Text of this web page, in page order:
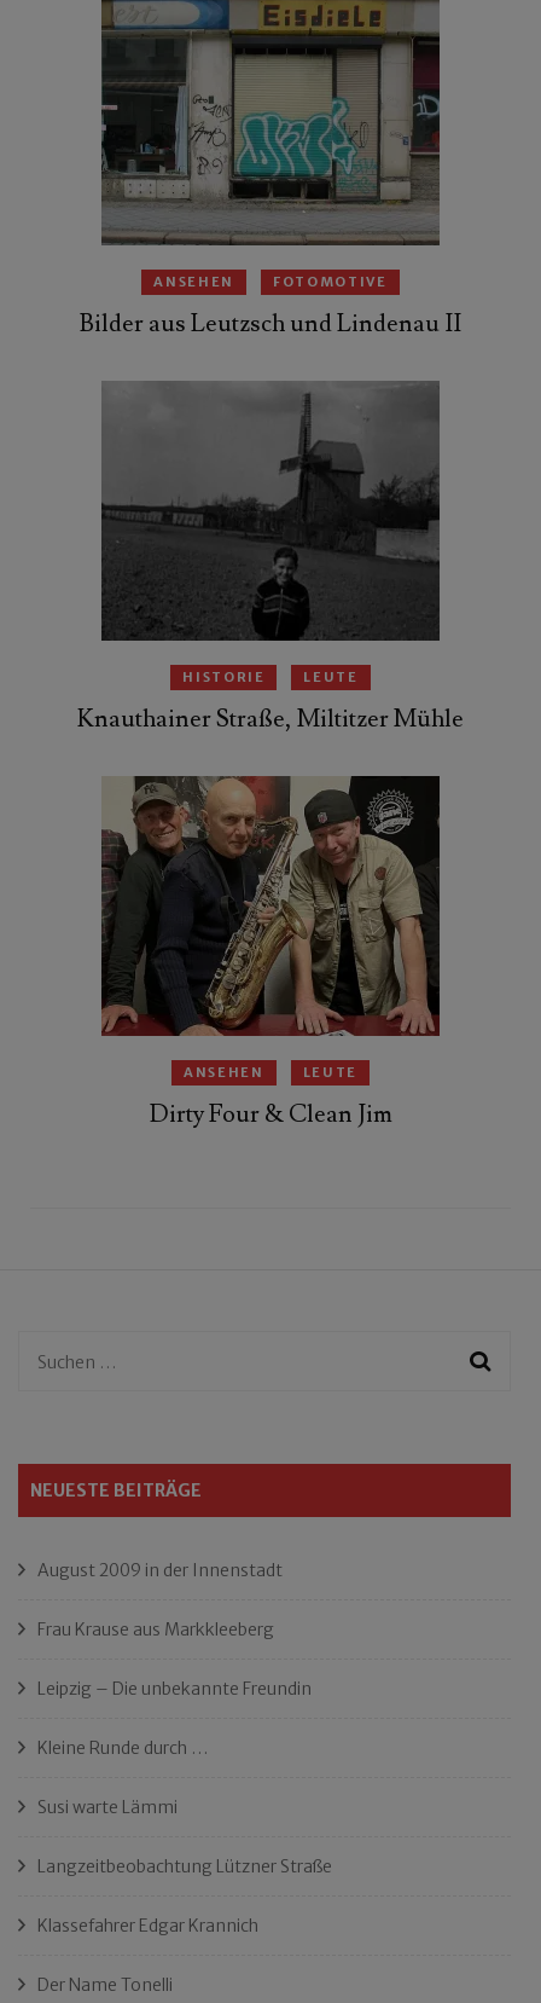
ANSEHEN FOTOMOTIVE
Bilder aus Leutzsch und Lindenau II
HISTORIE LEUTE
Knauthainer Straße, Miltitzer Mühle
ANSEHEN LEUTE
Dirty Four & Clean Jim
Suchen
NEUESTE BEITRÄGE
August 2009 in der Innenstadt
Frau Krause aus Markkleeberg
Leipzig – Die unbekannte Freundin
Kleine Runde durch …
Susi warte Lämmi
Langzeitbeobachtung Lützner Straße
Klassefahrer Edgar Krannich
Der Name Tonelli